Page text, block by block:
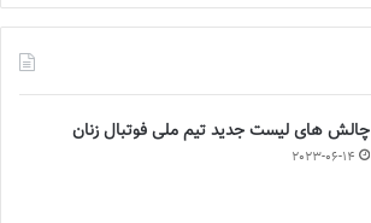
چالش هاى ليست جدید تيم ملى فوتبال زنان
2023-06-14